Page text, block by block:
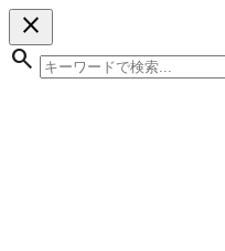
close
search